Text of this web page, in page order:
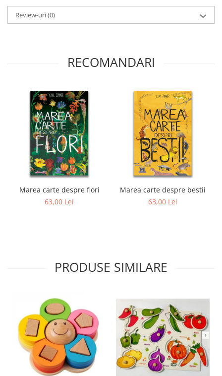
Review-uri(0)
RECOMANDARI
Marea carte despre flori
63,00 Lei
Marea carte despre bestii
63,00 Lei
PRODUSE SIMILARE